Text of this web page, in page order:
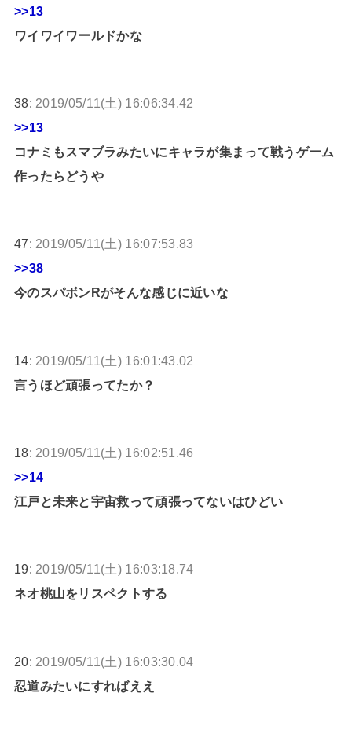
>>13
ワイワイワールドかな
38: 2019/05/11(土) 16:06:34.42
>>13
コナミもスマブラみたいにキャラが集まって戦うゲーム
作ったらどうや
47: 2019/05/11(土) 16:07:53.83
>>38
今のスパボンRがそんな感じに近いな
14: 2019/05/11(土) 16:01:43.02
言うほど頑張ってたか？
18: 2019/05/11(土) 16:02:51.46
>>14
江戸と未来と宇宙救って頑張ってないはひどい
19: 2019/05/11(土) 16:03:18.74
ネオ桃山をリスペクトする
20: 2019/05/11(土) 16:03:30.04
忍道みたいにすればええ